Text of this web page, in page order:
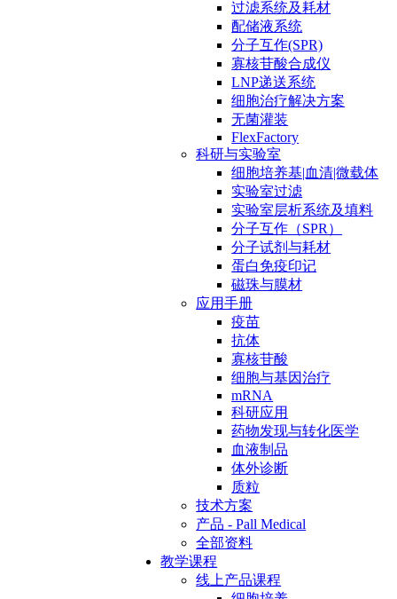
过滤系统及耗材
配储液系统
分子互作(SPR)
寡核苷酸合成仪
LNP递送系统
细胞治疗解决方案
无菌灌装
FlexFactory
科研与实验室
细胞培养基|血清|微载体
实验室过滤
实验室层析系统及填料
分子互作（SPR）
分子试剂与耗材
蛋白免疫印记
磁珠与膜材
应用手册
疫苗
抗体
寡核苷酸
细胞与基因治疗
mRNA
科研应用
药物发现与转化医学
血液制品
体外诊断
质粒
技术方案
产品 - Pall Medical
全部资料
教学课程
线上产品课程